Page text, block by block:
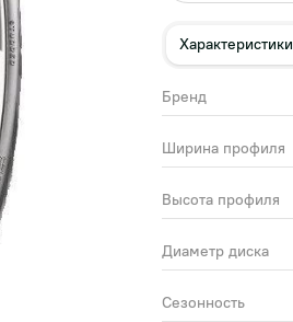
Характеристики
Бренд
Ширина профиля
Высота профиля
Диаметр диска
Сезонность